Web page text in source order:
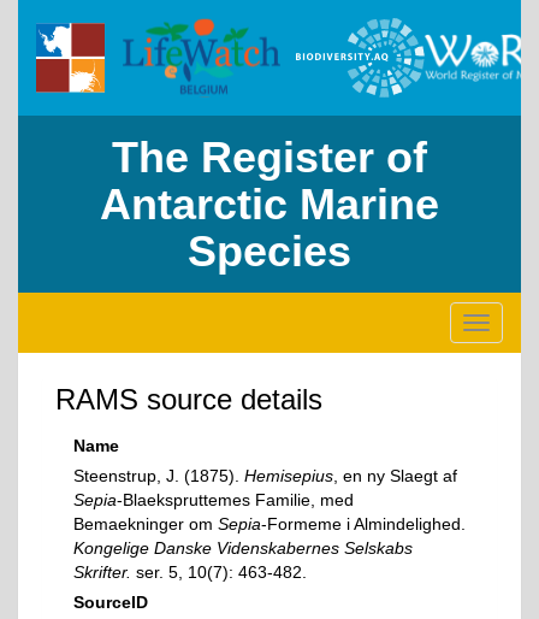
The Register of
Antarctic Marine
Species
Toggle
RAMS source details
Name
Steenstrup, J. (1875). Hemisepius , en ny Slaegt af
Sepia-Blaekspruttemes Familie, med
Bemaekninger om Sepia-Formeme i Almindelighed.
Kongelige Danske Videnskabernes Selskabs
Skrifter. ser. 5, 10(7): 463-482.
SourceID